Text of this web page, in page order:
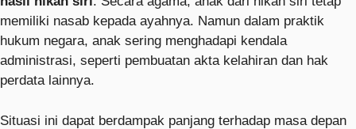
memiliki nasab kepada ayahnya. Namun dalam praktik
hukum negara, anak sering menghadapi kendala
administrasi, seperti pembuatan akta kelahiran dan hak
perdata lainnya.
Situasi ini dapat berdampak panjang terhadap masa depan